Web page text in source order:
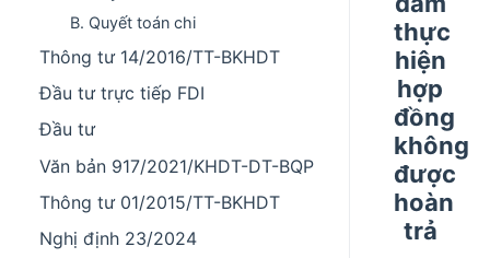
B. Quyết toán chi
Thông tư 14/2016/TT-BKHDT
Đầu tư trực tiếp FDI
Đầu tư
Văn bản 917/2021/KHDT-DT-BQP
Thông tư 01/2015/TT-BKHDT
Nghị định 23/2024
thực
hiện
hợp
đồng
không
được
hoàn
trả